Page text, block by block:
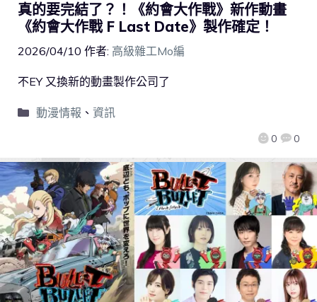
真的要完結了？！《約會大作戰》新作動畫
《約會大作戰 F Last Date》製作確定！
2026/04/10 作者: 高級雜工Mo編
0 0
不EY 又換新的動畫製作公司了
動漫情報 、 資訊